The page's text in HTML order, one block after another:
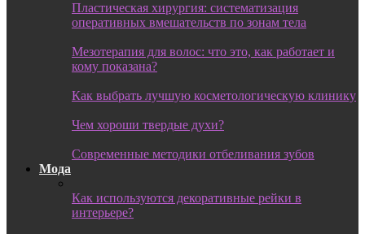
Пластическая хирургия: систематизация
оперативных вмешательств по зонам тела
Мезотерапия для волос: что это, как работает и
кому показана?
Как выбрать лучшую косметологическую клинику
Чем хороши твердые духи?
Современные методики отбеливания зубов
Мода
Как используются декоративные рейки в
интерьере?